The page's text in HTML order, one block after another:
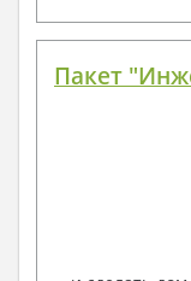
3. Инженерный
за
Узлы и
Пакет